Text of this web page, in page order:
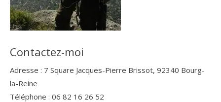
Contactez-moi
Adresse : 7 Square Jacques-Pierre Brissot, 92340 Bourg-
la-Reine
Téléphone : 06 82 16 26 52